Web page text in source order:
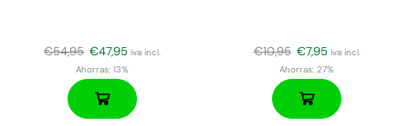
€54,95 €47,95 iva incl.
Ahorras: 13%
€10,95 €7,95 iva incl.
Ahorras: 27%